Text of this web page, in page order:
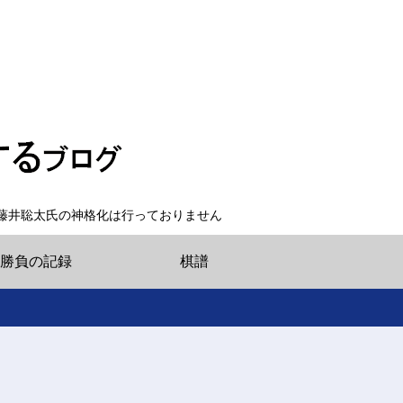
聡太氏の神格化は行っておりません
勝負の記録 棋譜